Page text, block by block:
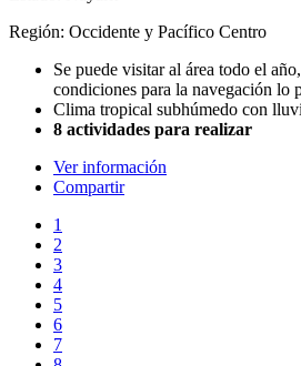
Región: Occidente y Pacífico Centro
Se puede visitar al área todo el
condiciones para la navegación lo
Clima tropical subhúmedo con
8 actividades para realizar
Ver información
Compartir
1
2
3
4
5
6
7